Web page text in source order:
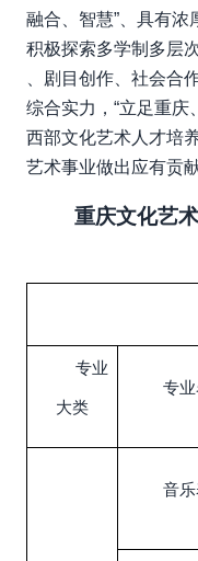
融合、智慧”、具有浓
积极探索多学制多层
、剧目创作、社会合
综合实力，“立足重庆
西部文化艺术人才培
艺术事业做出应有贡献
重庆文化艺
专业
大类
专
音